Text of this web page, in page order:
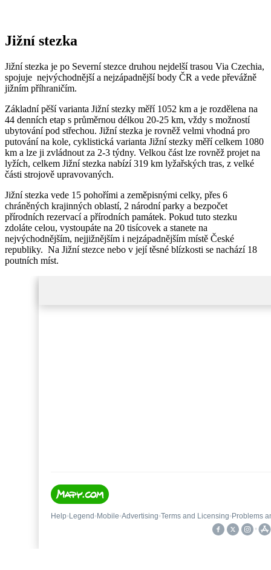
Jižní stezka
Jižní stezka je po Severní stezce druhou nejdelší trasou Via Czechia,
spojuje nejvýchodnější a nejzápadnější body ČR a vede převážně
jižním příhraničím.
Základní pěší varianta Jižní stezky měří 1052 km a je rozdělena na
44 denních etap s průměrnou délkou 20-25 km, vždy s možností
ubytování pod střechou. Jižní stezka je rovněž velmi vhodná pro
putování na kole, cyklistická varianta Jižní stezky měří celkem 1080
km a lze ji zvládnout za 2-3 týdny. Velkou část lze rovněž projet na
lyžích, celkem Jižní stezka nabízí 319 km lyžařských tras, z velké
části strojově upravovaných.
Jižní stezka vede 15 pohořími a zeměpisnými celky, přes 6
chráněných krajinných oblastí, 2 národní parky a bezpočet
přírodních rezervací a přírodních památek. Pokud tuto stezku
zdoláte celou, vystoupáte na 20 tisícovek a stanete na
nejvýchodnějším, nejjižnějším i nejzápadnějším místě České
republiky. Na Jižní stezce nebo v její těsné blízkosti se nachází 18
poutních míst.